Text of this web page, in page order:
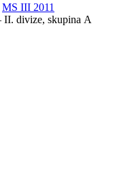
MS III 2011